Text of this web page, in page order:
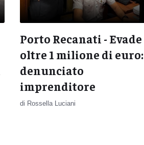
Porto Recanati - Evade
oltre 1 milione di euro:
denunciato
imprenditore
di Rossella Luciani